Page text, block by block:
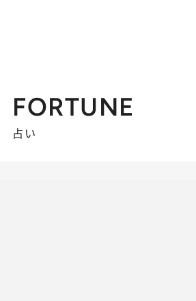
FORTUNE
占い